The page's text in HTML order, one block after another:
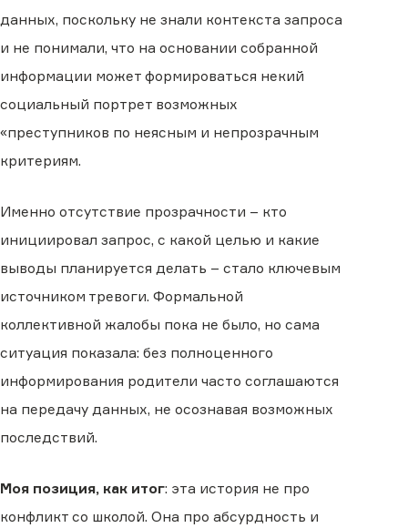
данных, поскольку не знали контекста запроса
и не понимали, что на основании собранной
информации может формироваться некий
социальный портрет возможных
«преступников по неясным и непрозрачным
критериям.
Именно отсутствие прозрачности – кто
инициировал запрос, с какой целью и какие
выводы планируется делать – стало ключевым
источником тревоги. Формальной
коллективной жалобы пока не было, но сама
ситуация показала: без полноценного
информирования родители часто соглашаются
на передачу данных, не осознавая возможных
последствий.
Моя позиция, как итог: эта история не про
конфликт со школой. Она про абсурдность и